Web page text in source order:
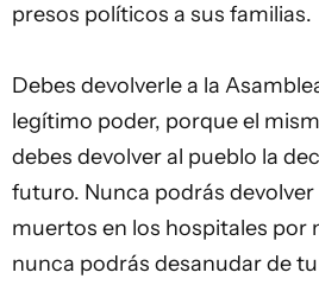
presos políticos a sus familias.
Debes devolverle a la
legítimo poder, porque el
debes devolver al pueblo la
futuro. Nunca podrás devolver
muertos en los hospitales por
nunca podrás desanudar de